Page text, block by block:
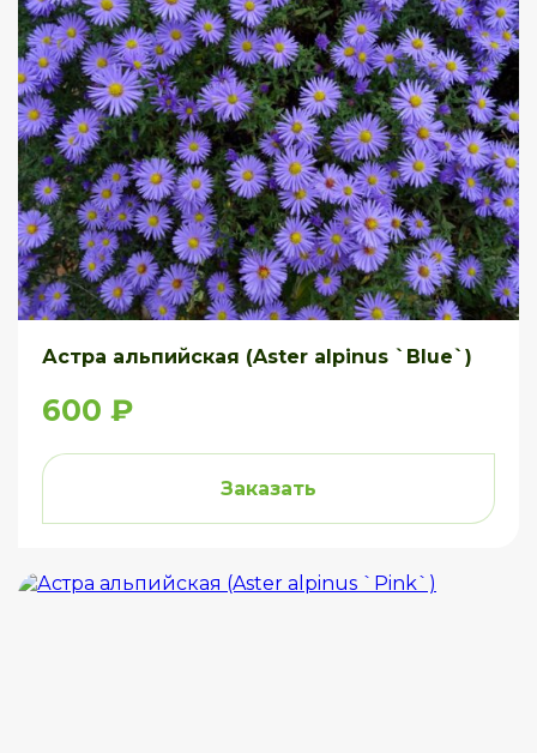
Астра альпийская (Aster alpinus `Blue`)
600 ₽
Заказать